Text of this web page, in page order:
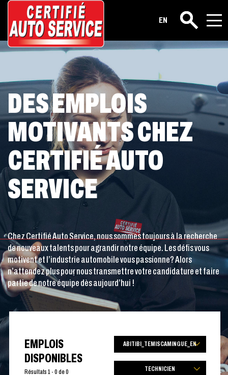
EN Rechercher
Carrières
DES EMPLOIS
MOTIVANTS CHEZ
CERTIFIÉ AUTO
SERVICE
Chez Certifié Auto Service, nous sommes toujours à la recherche
de nouveaux talents pour agrandir notre équipe. Les défis vous
motivent et l’industrie automobile vous passionne? Alors
n’attendez plus pour nous transmettre votre candidature et faire
partie de notre équipe dès aujourd’hui !
EMPLOIS
DISPONIBLES
Résultats 1 - 0 de 0
ABITIBI_TEMISCAMINGUE_EN
TECHNICIEN